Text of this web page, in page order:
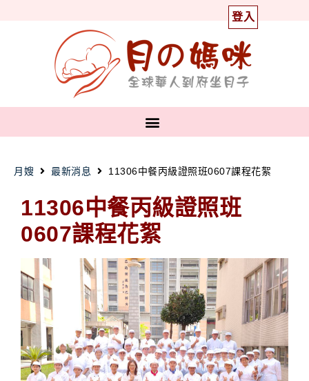
登入
月嫂 最新消息 11306中餐丙級證照班0607課程花絮
11306中餐丙級證照班
0607課程花絮